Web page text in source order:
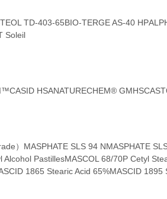
TD-403-65BIO-TERGE AS-40 HP
Soleil
CASID HSANATURECHEM® GMHS
） MASPHATE SLS 94 NMASPHATE
Alcohol PastillesMASCOL 68/70P Cetyl
1865 Stearic Acid 65%MASCID 1895